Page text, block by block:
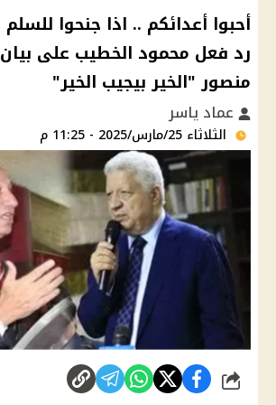
أحبوا أعدائكم .. اذا جنحوا
رد فعل محمود الخطيب على
منصور "الخير بيجيب الخير"
عماد ياسر
الثلاثاء 25/مارس/2025 - 11:25 م
شارك